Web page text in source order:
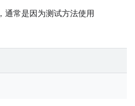
通常是因为测试方法使用